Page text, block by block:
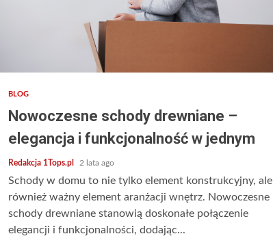
BLOG
Nowoczesne schody drewniane –
elegancja i funkcjonalność w jednym
Redakcja 1Tops.pl 2 lata ago
Schody w domu to nie tylko element konstrukcyjny, ale
również ważny element aranżacji wnętrz. Nowoczesne
schody drewniane stanowią doskonałe połączenie
elegancji i funkcjonalności, dodając...